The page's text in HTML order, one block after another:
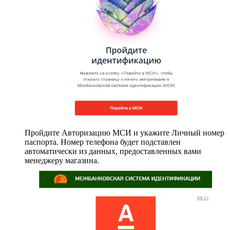
Пройдите Авторизацию МСИ и укажите Личный номер
паспорта. Номер телефона будет подставлен
автоматически из данных, предоставленных вами
менеджеру магазина.